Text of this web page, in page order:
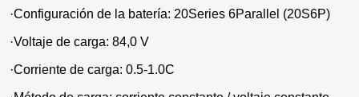
·Configuración de la batería: 20Series 6Parallel (20S6P)
·Voltaje de carga: 84,0 V
·Corriente de carga: 0.5-1.0C